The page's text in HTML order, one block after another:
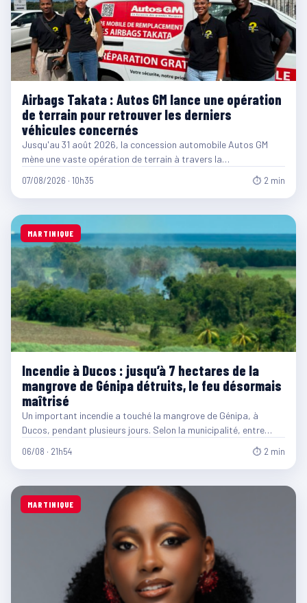
Airbags Takata : Autos GM lance une opération
de terrain pour retrouver les derniers
véhicules concernés
Jusqu'au 31 août 2026, la concession automobile Autos GM
mène une vaste opération de terrain à travers la…
07/08/2026 · 10h35 ⏱ 2 min
MARTINIQUE
Incendie à Ducos : jusqu’à 7 hectares de la
mangrove de Génipa détruits, le feu désormais
maîtrisé
Un important incendie a touché la mangrove de Génipa, à
Ducos, pendant plusieurs jours. Selon la municipalité, entre…
06/08 · 21h54 ⏱ 2 min
MARTINIQUE